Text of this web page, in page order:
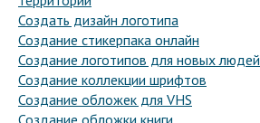
Создать дизайн логотипа
Создание стикерпака онлайн
Создание логотипов для новых людей
Создание коллекции шрифтов
Создание обложек для VHS